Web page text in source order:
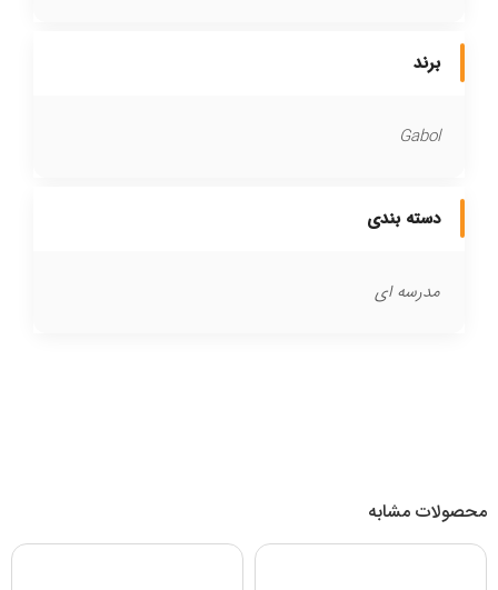
برند
Gabol
دسته بندی
مدرسه ای
محصولات مشابه